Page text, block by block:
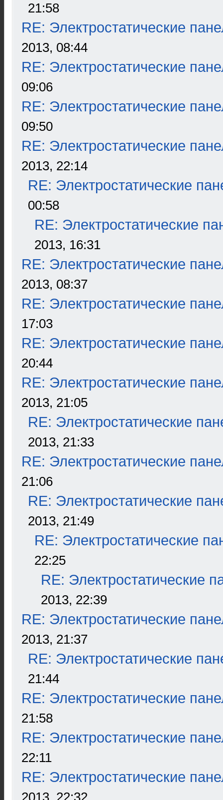
21:58
RE: Электростатические
2013, 08:44
RE: Электростатические
09:06
RE: Электростатические
09:50
RE: Электростатические
2013, 22:14
RE: Электростатические
00:58
RE: Электростатические
2013, 16:31
RE: Электростатические
2013, 08:37
RE: Электростатические
17:03
RE: Электростатические
20:44
RE: Электростатические
2013, 21:05
RE: Электростатические
2013, 21:33
RE: Электростатические
21:06
RE: Электростатические
2013, 21:49
RE: Электростатические
22:25
RE: Электростатические
2013, 22:39
RE: Электростатические
2013, 21:37
RE: Электростатические
21:44
RE: Электростатические
21:58
RE: Электростатические
22:11
RE: Электростатические
2013, 22:32